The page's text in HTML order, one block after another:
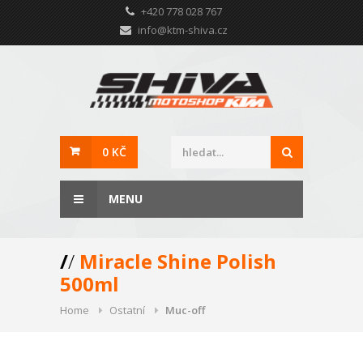
+420 778 028 767
info@ktm-shiva.cz
0 KČ
MENU
// Miracle Shine Polish
500ml
Home Ostatní Muc-off